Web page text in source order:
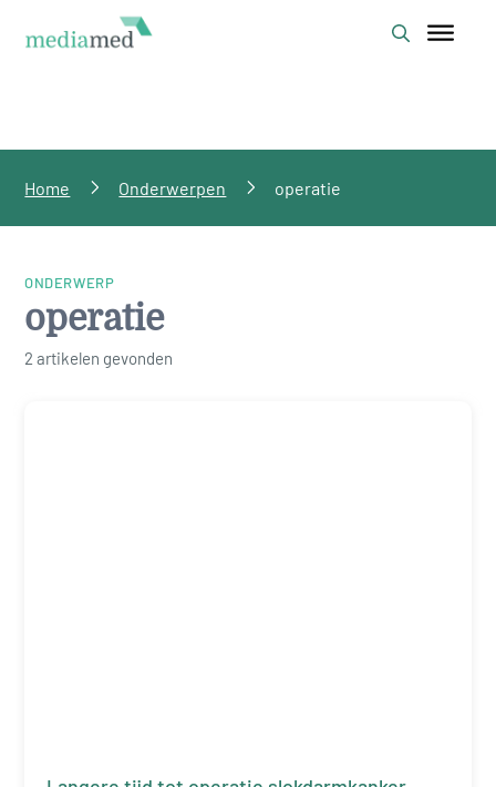
Home Onderwerpen operatie
ONDERWERP
operatie
2 artikelen gevonden